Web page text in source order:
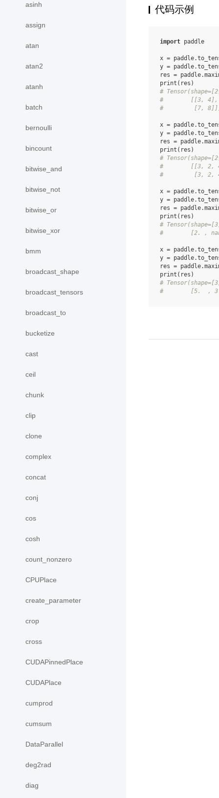
asinh
assign
atan
atan2
atanh
batch
bernoulli
bincount
bitwise_and
bitwise_not
bitwise_or
bitwise_xor
bmm
broadcast_shape
broadcast_tensors
broadcast_to
bucketize
cast
ceil
chunk
clip
clone
complex
concat
conj
cos
cosh
count_nonzero
CPUPlace
create_parameter
crop
cross
CUDAPinnedPlace
CUDAPlace
cumprod
cumsum
DataParallel
deg2rad
diag
代码示例
import paddle
x = paddle.
y = paddle.
res = paddle.
print ( res )
#
#        [[3, 4],
#         [7,
x = paddle.
y = paddle.
res = paddle.
print ( res )
#
#        [[3, 2,
#         [3, 2,
x = paddle.
y = paddle.
res = paddle.
print ( res )
#
#        [2. ,
x = paddle.
y = paddle.
res = paddle.
print ( res )
#
#        [5.  ,